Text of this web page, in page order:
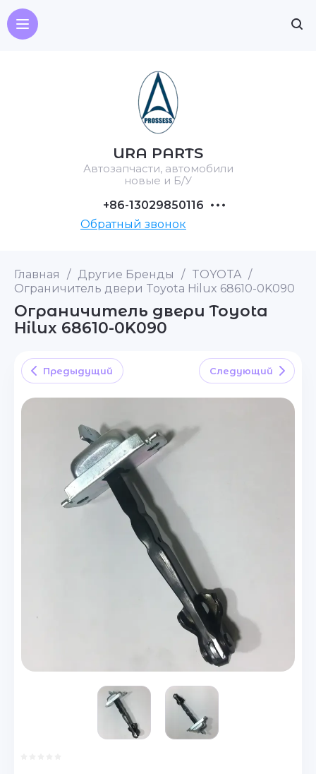
URA PARTS
Автозапчасти, автомобили
новые и Б/У
+86-13029850116
Обратный звонок
Главная / Другие Бренды / TOYOTA /
Ограничитель двери Toyota Hilux 68610-0K090
Ограничитель двери Toyota
Hilux 68610-0K090
Предыдущий Следующий